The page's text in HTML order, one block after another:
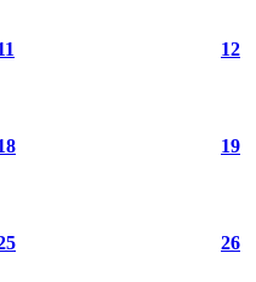
12
19
26